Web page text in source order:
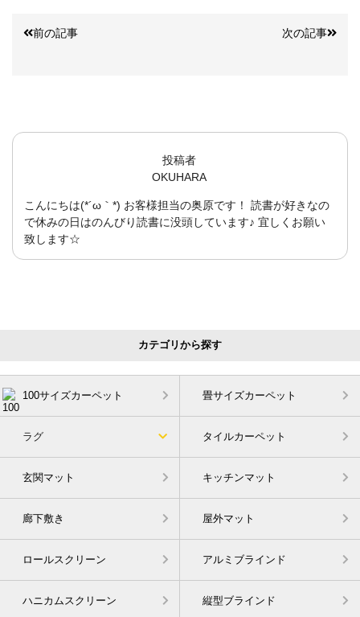
前の記事 次の記事
投稿者
OKUHARA
こんにちは(*´ω｀*) お客様担当の奥原です！ 読書が好きなの
で休みの日はのんびり読書に没頭しています♪ 宜しくお願い
致します☆
カテゴリから探す
100サイズカーペット 畳サイズカーペット
ラグ タイルカーペット
玄関マット キッチンマット
廊下敷き 屋外マット
ロールスクリーン アルミブラインド
ハニカムスクリーン 縦型ブラインド